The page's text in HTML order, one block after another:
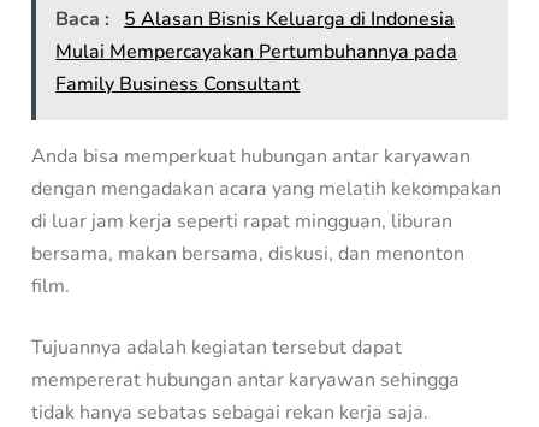
Baca :
5 Alasan Bisnis Keluarga di Indonesia
Mulai Mempercayakan Pertumbuhannya pada
Family Business Consultant
Anda bisa memperkuat hubungan antar karyawan
dengan mengadakan acara yang melatih kekompakan
di luar jam kerja seperti rapat mingguan, liburan
bersama, makan bersama, diskusi, dan menonton
film.
Tujuannya adalah kegiatan tersebut dapat
mempererat hubungan antar karyawan sehingga
tidak hanya sebatas sebagai rekan kerja saja.